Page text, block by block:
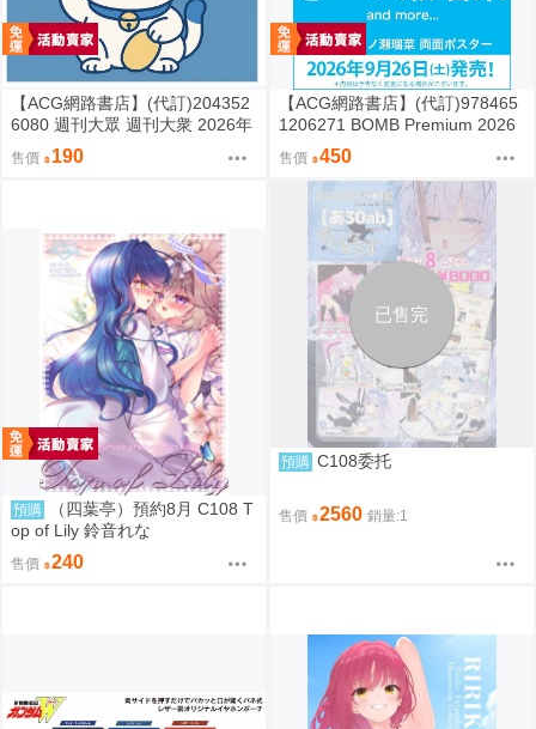
【ACG網路書店】(代訂)204352
6080 週刊大眾 週刊大衆 2026年
8月31日號 附:海報
售價 190
【ACG網路書店】(代訂)978465
1206271 BOMB Premium 2026
封面:一ノ瀬瑠菜 附:雙面海報
售價 450
預購
（四葉亭）預約8月 C108 T
op of Lily 鈴音れな
售價 240
已售完
預購 C108委托
售價 2560 銷量:1